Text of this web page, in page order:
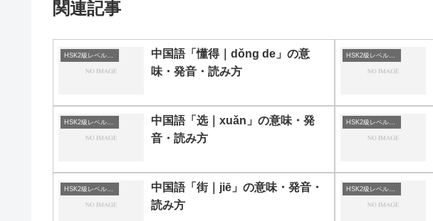
関連記事
中国語「懂得｜dǒng de」の意
味・発音・読み方
中国語「选｜xuǎn」の意味・発
音・読み方
中国語「街｜jiē」の意味・発音・
読み方